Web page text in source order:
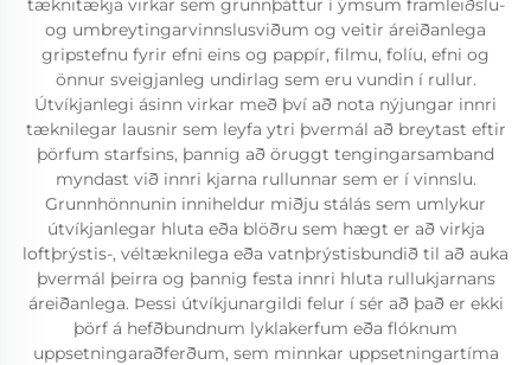
tæknitækja virkar sem grunnþáttur í ýmsum framleiðslu-
og umbreytingarvinnslusviðum og veitir áreiðanlega
gripstefnu fyrir efni eins og pappír, filmu, folíu, efni og
önnur sveigjanleg undirlag sem eru vundin í rullur.
Útvíkjanlegi ásinn virkar með því að nota nýjungar innri
tæknilegar lausnir sem leyfa ytri þvermál að breytast eftir
þörfum starfsins, þannig að öruggt tengingarsamband
myndast við innri kjarna rullunnar sem er í vinnslu.
Grunnhönnunin inniheldur miðju stálás sem umlykur
útvíkjanlegar hluta eða blöðru sem hægt er að virkja
loftþrýstis-, véltæknilega eða vatnþrýstisbundið til að auka
þvermál þeirra og þannig festa innri hluta rullukjarnans
áreiðanlega. Þessi útvíkjunargildi felur í sér að það er ekki
þörf á hefðbundnum lyklakerfum eða flóknum
uppsetningaraðferðum, sem minnkar uppsetningartíma